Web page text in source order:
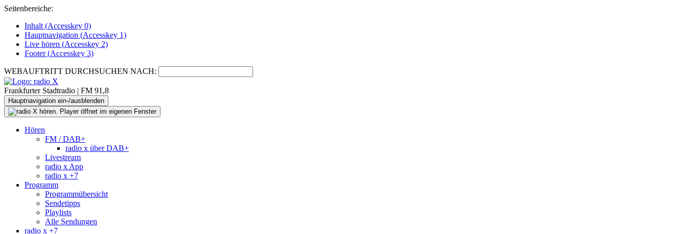
Seitenbereiche:
Inhalt (Accesskey 0)
Hauptnavigation (Accesskey 1)
Live hören (Accesskey 2)
Footer(Accesskey 3)
WEBAUFTRITT DURCHSUCHEN NACH:
Frankfurter Stadtradio | FM 91,8
Hauptnavigation ein-/ausblenden
Hören
FM / DAB+
radio x über DAB+
Livestream
radio x App
radio x +7
Programm
Programmübersicht
Sendetipps
Playlists
Alle Sendungen
radio x +7